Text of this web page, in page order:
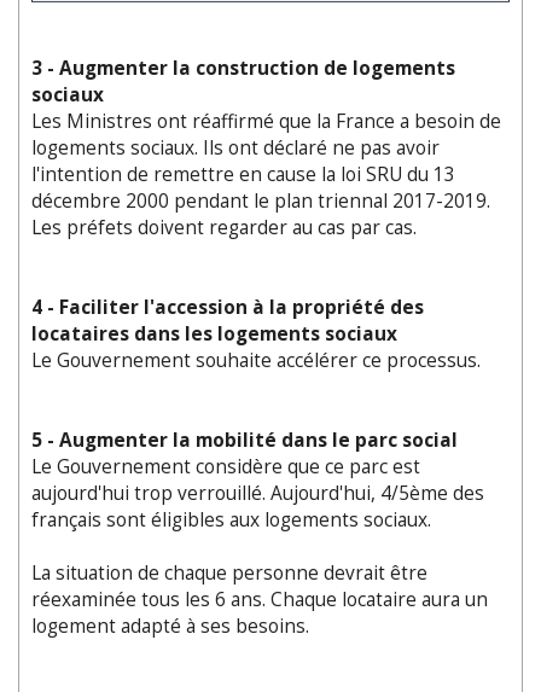
3 - Augmenter la construction de logements
sociaux
Les Ministres ont réaffirmé que la France a besoin de
logements sociaux. Ils ont déclaré ne pas avoir
l'intention de remettre en cause la loi SRU du 13
décembre 2000 pendant le plan triennal 2017-2019.
Les préfets doivent regarder au cas par cas.
4 - Faciliter l'accession à la propriété des
locataires dans les logements sociaux
Le Gouvernement souhaite accélérer ce processus.
5 - Augmenter la mobilité dans le parc social
Le Gouvernement considère que ce parc est
aujourd'hui trop verrouillé. Aujourd'hui, 4/5ème des
français sont éligibles aux logements sociaux.
La situation de chaque personne devrait être
réexaminée tous les 6 ans. Chaque locataire aura un
logement adapté à ses besoins.